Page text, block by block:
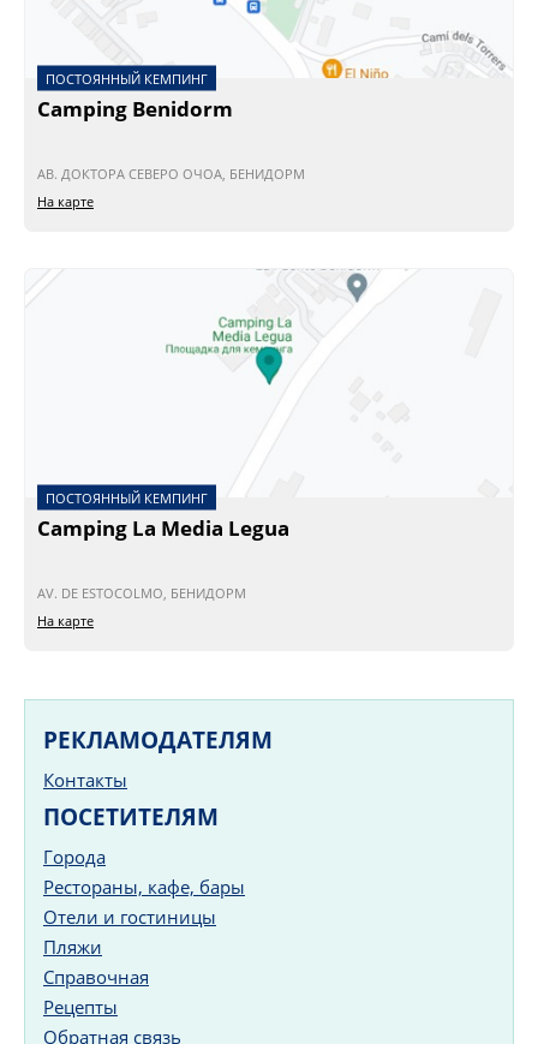
ПОСТОЯННЫЙ КЕМПИНГ
Camping Benidorm
АВ. ДОКТОРА СЕВЕРО ОЧОА, БЕНИДОРМ
На карте
ПОСТОЯННЫЙ КЕМПИНГ
Camping La Media Legua
AV. DE ESTOCOLMO, БЕНИДОРМ
На карте
РЕКЛАМОДАТЕЛЯМ
Контакты
ПОСЕТИТЕЛЯМ
Города
Рестораны, кафе, бары
Отели и гостиницы
Пляжи
Справочная
Рецепты
Обратная связь